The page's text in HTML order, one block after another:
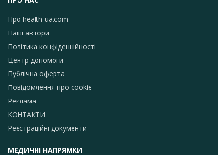
Про health-ua.com
Наші автори
Політика конфіденційності
Центр допомоги
Публічна оферта
Повідомлення про сookie
Реклама
КОНТАКТИ
Реєстраційні документи
МЕДИЧНІ НАПРЯМКИ